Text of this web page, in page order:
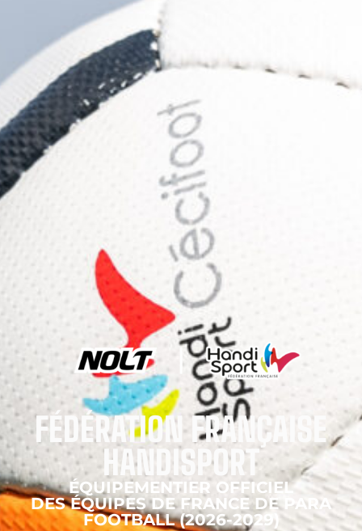
FÉDÉRATION FRANÇAISE
HANDISPORT
ÉQUIPEMENTIER OFFICIEL
DES ÉQUIPES DE FRANCE DE PARA
FOOTBALL (2026-2029)